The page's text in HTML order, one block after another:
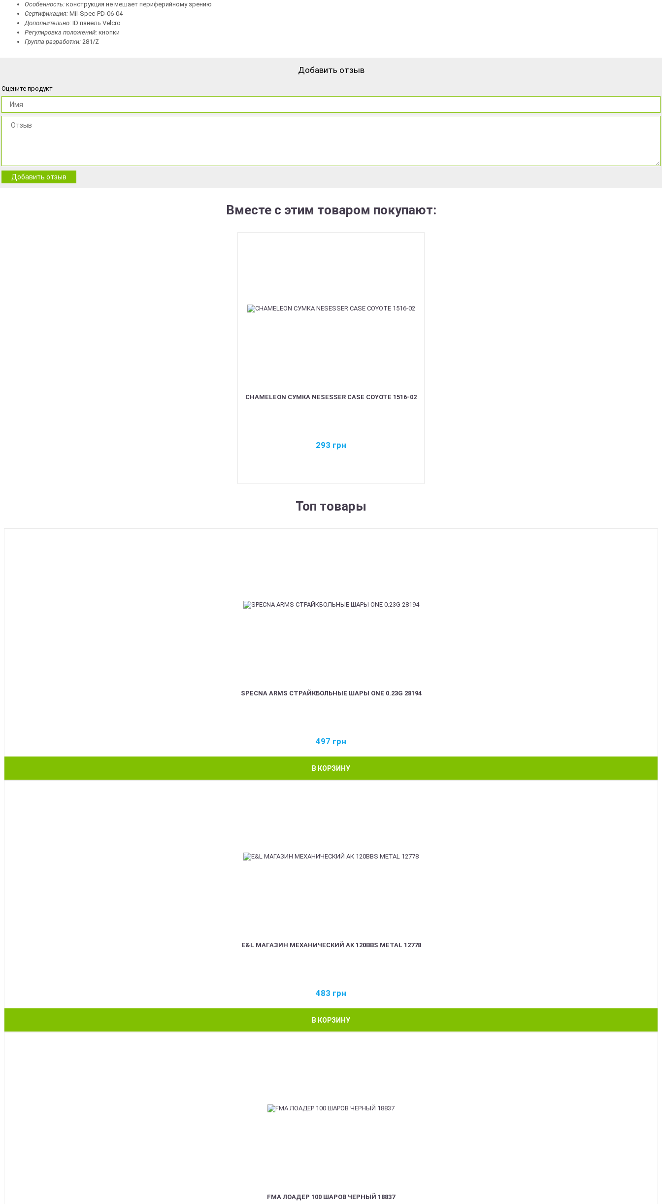
Особенность: конструкция не мешает периферийному зрению
Сертификация: Mil-Spec-PD-06-04
Дополнительно: ID панель Velcro
Регулировка положений: кнопки
Группа разработки: 281/Z
Добавить отзыв
Оцените продукт
Добавить отзыв
Вместе с этим товаром покупают:
CHAMELEON СУМКА NESESSER CASE COYOTE 1516-02
293 грн
Топ товары
SPECNA ARMS СТРАЙКБОЛЬНЫЕ ШАРЫ ONE 0.23G 28194
497 грн
В КОРЗИНУ
E&L МАГАЗИН МЕХАНИЧЕСКИЙ АК 120BBS METAL 12778
483 грн
В КОРЗИНУ
FMA ЛОАДЕР 100 ШАРОВ ЧЕРНЫЙ 18837